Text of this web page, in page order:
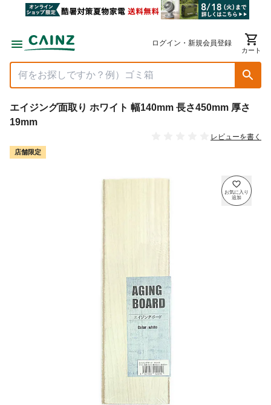
ログイン・新規会員登録
カート
エイジング面取り ホワイト 幅140mm 長さ450mm 厚さ
19mm
レビューを書く
店舗限定